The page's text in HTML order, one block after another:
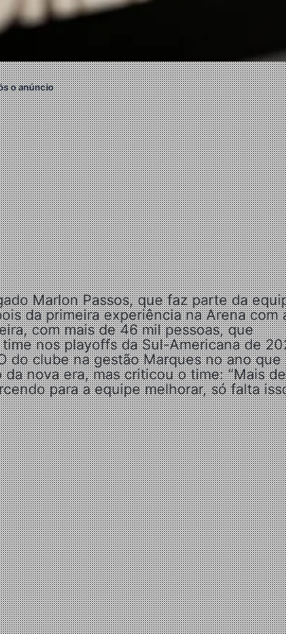
o anúncio
Marlon Passos, que faz parte da
da primeira experiência na Arena com
com mais de 46 mil pessoas, que
nos playoffs da Sul-Americana de
do clube na gestão Marques no ano que
nova era, mas criticou o time: “Mais
para a equipe melhorar, só falta